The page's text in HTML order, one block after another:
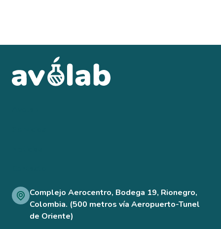
Complejo Aerocentro, Bodega 19, Rionegro,
Colombia. (500 metros vía Aeropuerto-Tunel
de Oriente)